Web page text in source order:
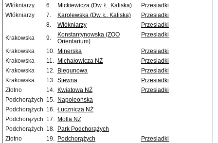
Włókniarzy
6. Mickiewicza (Dw. Ł. Kaliska)
Przesiadki
Włókniarzy
7. Karolewska (Dw. Ł. Kaliska)
Przesiadki
8.
Włókniarzy
Przesiadki
Krakowska
9.
Konstantynowska (ZOO
Orientarium)
Przesiadki
Krakowska 10. Minerska
Przesiadki
Krakowska
11. Michałowicza NŻ
Przesiadki
Krakowska
12. Biegunowa
Przesiadki
Krakowska
13. Siewna
Przesiadki
Złotno
14. Kwiatowa NŻ
Przesiadki
Podchorążych 15. Napoleońska
Podchorążych 16. Łucznicza NŻ
Podchorążych 17. Molla NŻ
Podchorążych 18. Park Podchorążych
Złotno
19. Podchorążych
Przesiadki